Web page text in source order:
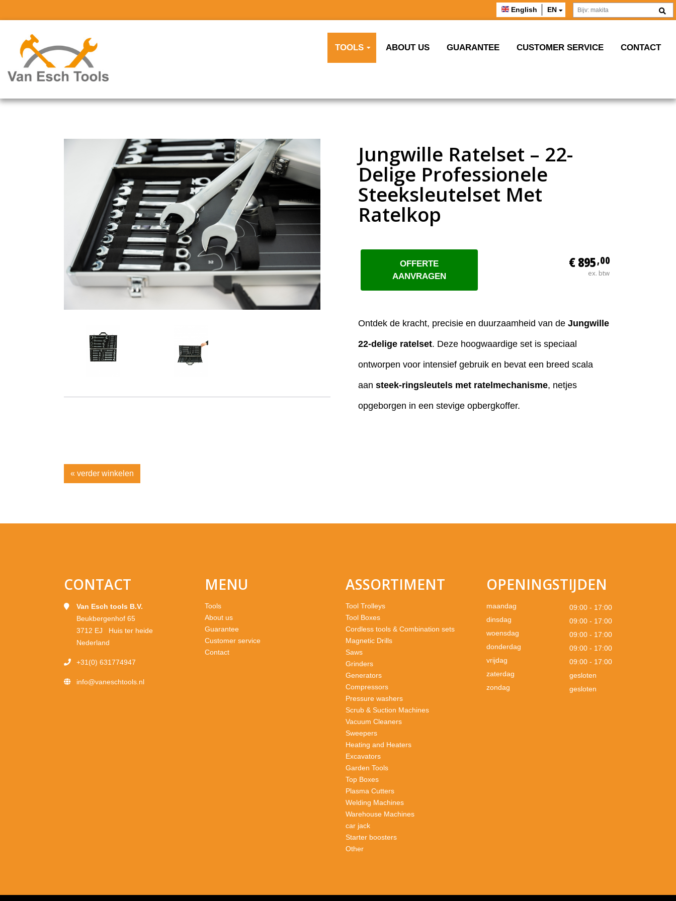
English EN
TOOLS ABOUT US GUARANTEE CUSTOMER SERVICE CONTACT
Jungwille Ratelset – 22-
Delige Professionele
Steeksleutelset Met
Ratelkop
€ 895,00
ex. btw
OFFERTE
AANVRAGEN
Ontdek de kracht, precisie en duurzaamheid van de Jungwille
22-delige ratelset. Deze hoogwaardige set is speciaal
ontworpen voor intensief gebruik en bevat een breed scala
aan steek-ringsleutels met ratelmechanisme, netjes
opgeborgen in een stevige opbergkoffer.
« verder winkelen
CONTACT
Van Esch tools B.V.
Beukbergenhof 65
3712 EJ Huis ter heide
Nederland
+31(0) 631774947
info@vaneschtools.nl
MENU
Tools
About us
Guarantee
Customer service
Contact
ASSORTIMENT
Tool Trolleys
Tool Boxes
Cordless tools & Combination sets
Magnetic Drills
Saws
Grinders
Generators
Compressors
Pressure washers
Scrub & Suction Machines
Vacuum Cleaners
Sweepers
Heating and Heaters
Excavators
Garden Tools
Top Boxes
Plasma Cutters
Welding Machines
Warehouse Machines
car jack
Starter boosters
Other
OPENINGSTIJDEN
maandag
09:00 - 17:00
dinsdag
09:00 - 17:00
woensdag
09:00 - 17:00
donderdag
09:00 - 17:00
vrijdag
09:00 - 17:00
zaterdag
gesloten
zondag
gesloten